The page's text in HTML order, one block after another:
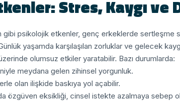
Stres, Kaygı ve
psikolojik etkenler, genç erkeklerde sertleşme
yaşamda karşılaşılan zorluklar ve gelecek
olumsuz etkiler yaratabilir. Bazı durumlarda:
meydana gelen zihinsel yorgunluk.
olan ilişkide baskıya yol açabilir.
özgüven eksikliği, cinsel istekte azalmaya sebep